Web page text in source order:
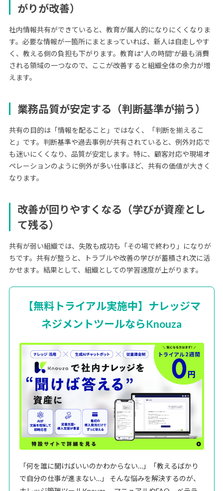
がりが改善）
社内情報共有ができていると、教育が属人的になりにくくなりま
す。必要な情報が一箇所にまとまっていれば、新人は自走しやす
く、教える側の負担も下がります。教育は“人の時間”が最も消費
される領域の一つなので、ここが改善すると組織全体の余力が増
えます。
業務品質が安定する（判断基準が揃う）
共有の目的は「情報を配ること」ではなく、「判断を揃えるこ
と」です。判断基準や過去事例が共有されていると、例外対応で
も迷いにくくなり、品質が安定します。特に、顧客対応や現場オ
ペレーションのように例外が多い仕事ほど、共有の価値が大きく
なります。
改善が回りやすくなる（学びが資産とし
て残る）
共有が弱い組織では、失敗も成功も「その場で終わり」になりが
ちです。共有が整うと、トラブルや改善の学びが蓄積され次に活
かせます。結果として、組織としての学習速度が上がります。
【無料トライアル実施中】ナレッジマ
ネジメントツールならKnouza
「何を誰に聞けばいいのかわからない…」「教えるばかり
で自分の仕事が進まない…」 そんな悩みを解決するのが、